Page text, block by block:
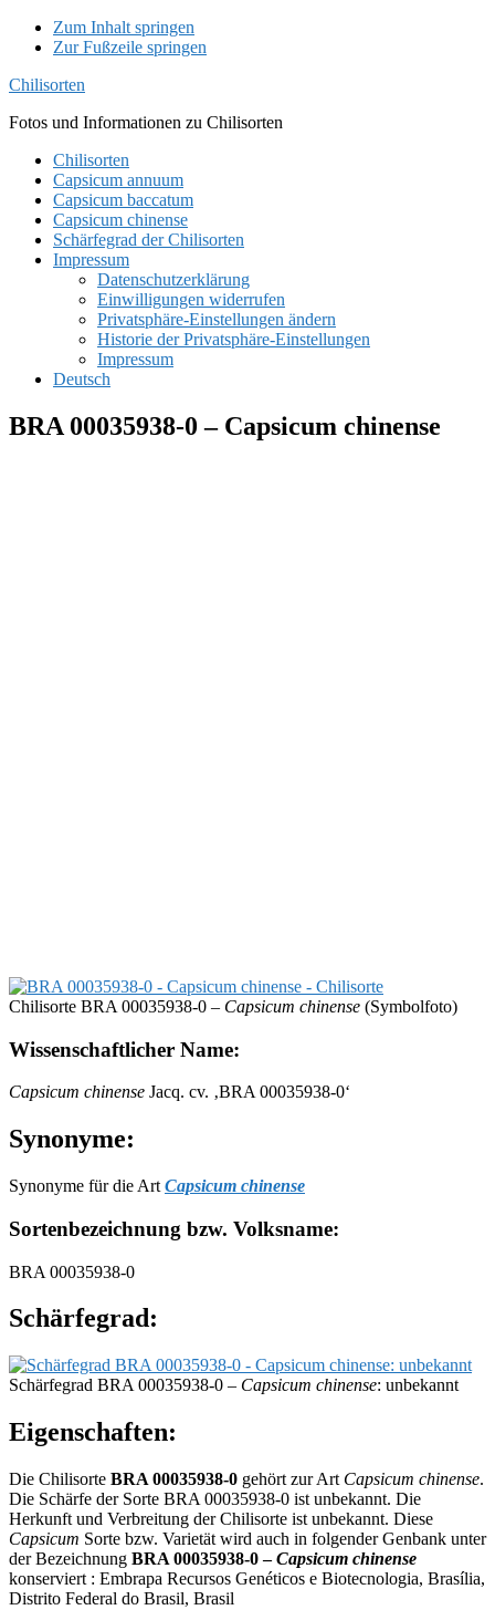
Zum Inhalt springen
Zur Fußzeile springen
Chilisorten
Fotos und Informationen zu Chilisorten
Chilisorten
Capsicum annuum
Capsicum baccatum
Capsicum chinense
Schärfegrad der Chilisorten
Impressum
Datenschutzerklärung
Einwilligungen widerrufen
Privatsphäre-Einstellungen ändern
Historie der Privatsphäre-Einstellungen
Impressum
Deutsch
BRA 00035938-0 – Capsicum chinense
Chilisorte BRA 00035938-0 – Capsicum chinense (Symbolfoto)
Wissenschaftlicher Name:
Capsicum chinense Jacq. cv. ‚BRA 00035938-0‘
Synonyme:
Synonyme für die Art Capsicum chinense
Sortenbezeichnung bzw. Volksname:
BRA 00035938-0
Schärfegrad:
Schärfegrad BRA 00035938-0 – Capsicum chinense: unbekannt
Eigenschaften:
Die Chilisorte BRA 00035938-0 gehört zur Art Capsicum chinense.
Die Schärfe der Sorte BRA 00035938-0 ist unbekannt. Die
Herkunft und Verbreitung der Chilisorte ist unbekannt. Diese
Capsicum Sorte bzw. Varietät wird auch in folgender Genbank unter
der Bezeichnung BRA 00035938-0 –Capsicum chinense
konserviert : Embrapa Recursos Genéticos e Biotecnologia, Brasília,
Distrito Federal do Brasil, Brasil